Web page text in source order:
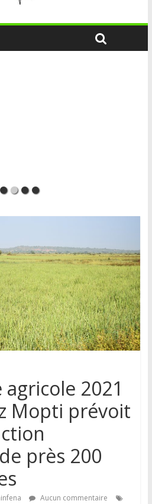
2021
Mopti prévoit
près 200
Aucun commentaire